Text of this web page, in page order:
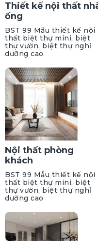
Thiết kế nội thất
ống
BST 99 Mẫu thiết kế nội
thất biệt thự mini, biệt
thự vườn, biệt thự nghỉ
dưỡng cao
Nội thất phòng
khách
BST 99 Mẫu thiết kế nội
thất biệt thự mini, biệt
thự vườn, biệt thự nghỉ
dưỡng cao